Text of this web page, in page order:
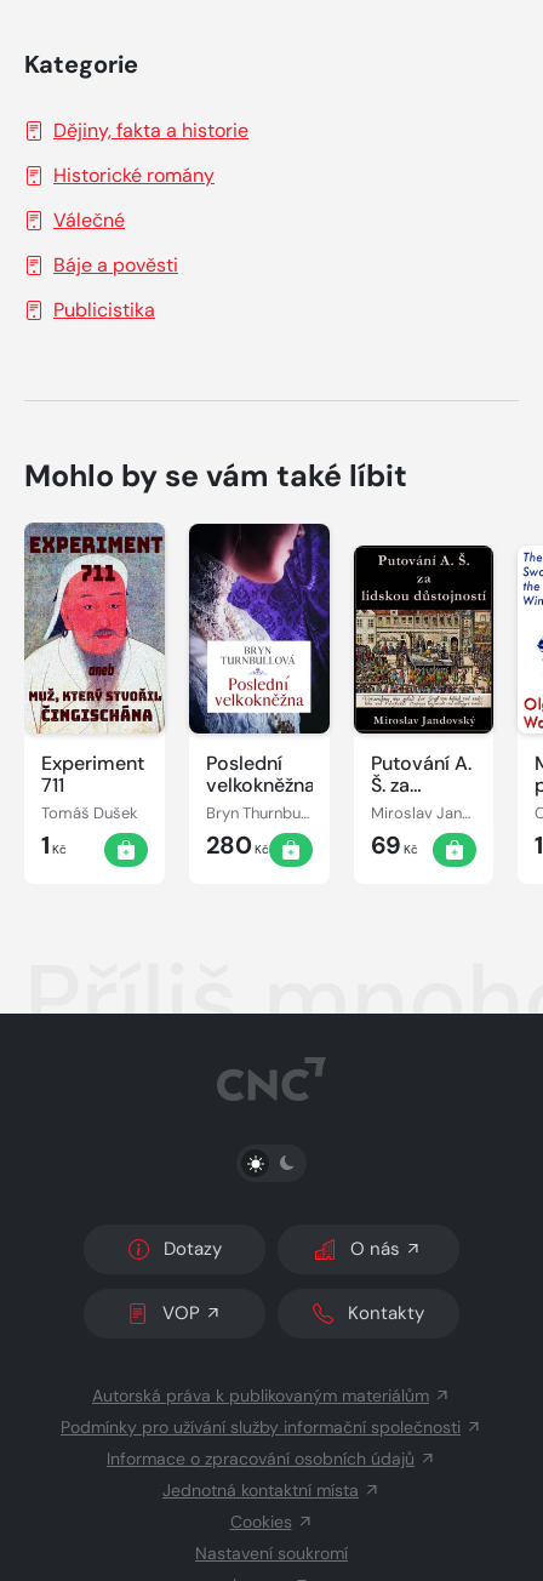
Kategorie
Dějiny, fakta a historie
Historické romány
Válečné
Báje a pověsti
Publicistika
Mohlo by se vám také líbit
Experiment
711
Tomáš Dušek
1 Kč
Poslední
velkokněžna
Bryn Thurnbullová
280Kč
Putování A.
Š. za
lidskou
důstojností
Miroslav Jandovský
69 Kč
Příliš
PŘEPNOUT SVĚTLÝ/TMAVÝ REŽIM
Dotazy O nás
VOP Kontakty
Autorská práva k publikovaným materiálům
Podmínky pro užívání služby informační společnosti
Informace o zpracování osobních údajů
Jednotná kontaktní místa
Cookies
Nastavení soukromí